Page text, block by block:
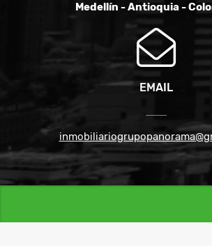
Medellín - Antioquia -
EMAIL